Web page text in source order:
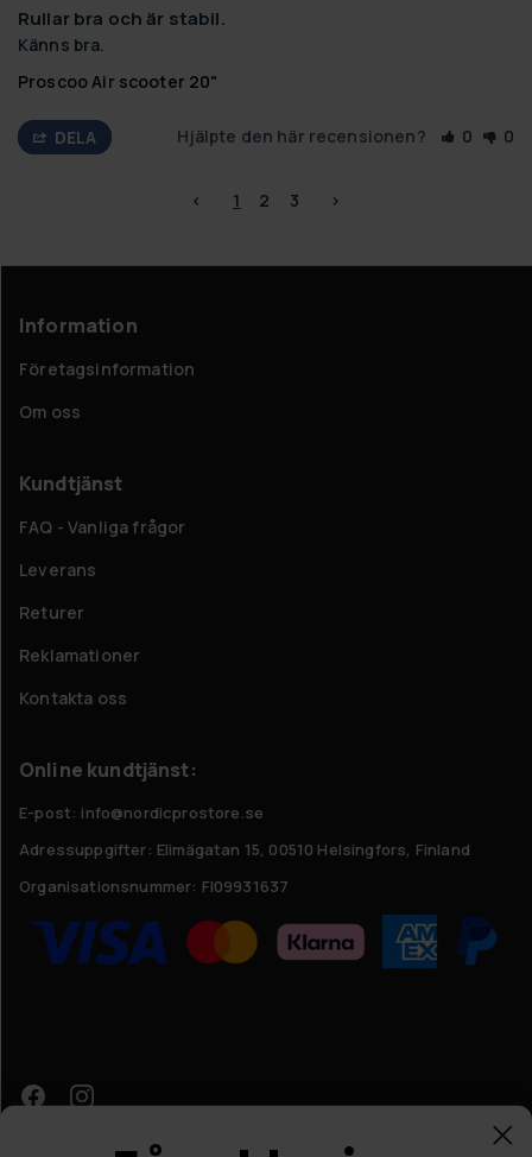
Rullar bra och är stabil.
Känns bra.
Proscoo Air scooter 20"
DELA Hjälpte den här recensionen? 0 0
< 1 2 3 >
Information
Företagsinformation
Om oss
Kundtjänst
FAQ - Vanliga frågor
Leverans
Returer
Reklamationer
Kontakta oss
Online kundtjänst:
E-post: info@nordicprostore.se
Adressuppgifter: Elimägatan 15, 00510 Helsingfors, Finland
Organisationsnummer: FI09931637